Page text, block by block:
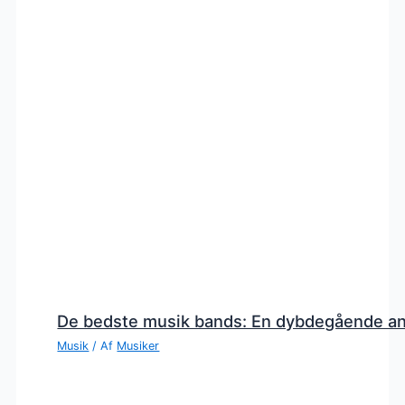
De bedste musik bands: En dybdegående
Musik / Af Musiker